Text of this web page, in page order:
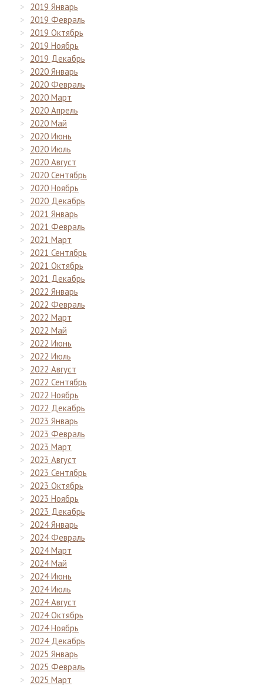
2019 Январь
2019 Февраль
2019 Октябрь
2019 Ноябрь
2019 Декабрь
2020 Январь
2020 Февраль
2020 Март
2020 Апрель
2020 Май
2020 Июнь
2020 Июль
2020 Август
2020 Сентябрь
2020 Ноябрь
2020 Декабрь
2021 Январь
2021 Февраль
2021 Март
2021 Сентябрь
2021 Октябрь
2021 Декабрь
2022 Январь
2022 Февраль
2022 Март
2022 Май
2022 Июнь
2022 Июль
2022 Август
2022 Сентябрь
2022 Ноябрь
2022 Декабрь
2023 Январь
2023 Февраль
2023 Март
2023 Август
2023 Сентябрь
2023 Октябрь
2023 Ноябрь
2023 Декабрь
2024 Январь
2024 Февраль
2024 Март
2024 Май
2024 Июнь
2024 Июль
2024 Август
2024 Октябрь
2024 Ноябрь
2024 Декабрь
2025 Январь
2025 Февраль
2025 Март